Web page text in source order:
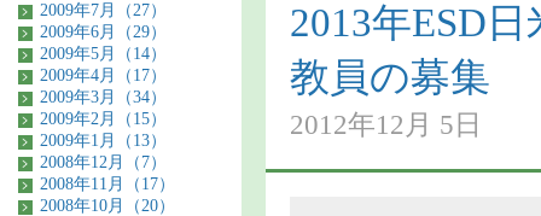
2013年ESD
教員の募集
2012年12月 5日
2009年7月（27）
2009年6月（29）
2009年5月（14）
2009年4月（17）
2009年3月（34）
2009年2月（15）
2009年1月（13）
2008年12月（7）
2008年11月（17）
2008年10月（20）